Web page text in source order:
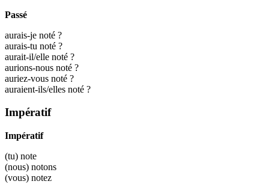
Passé
aurais-je noté ?
aurais-tu noté ?
aurait-il/elle noté ?
aurions-nous noté ?
auriez-vous noté ?
auraient-ils/elles noté ?
Impératif
Impératif
(tu) note
(nous) notons
(vous) notez